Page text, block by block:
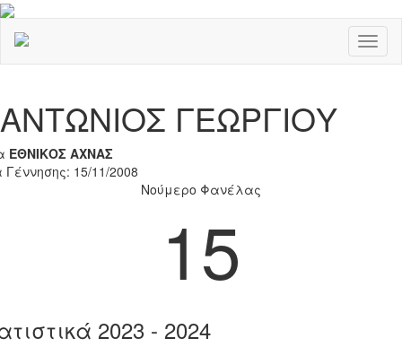
ΑΝΤΩΝΙΟΣ ΓΕΩΡΓΙΟΥ
ΕΘΝΙΚΟΣ ΑΧΝΑΣ
Γέννησης: 15/11/2008
Νούμερο Φανέλας
15
2023 - 2024